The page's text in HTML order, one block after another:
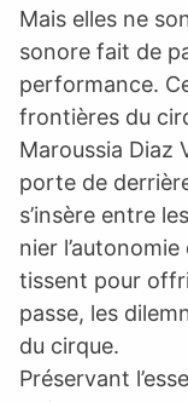
Mais elles ne
sonore fait de
performance.
frontières du
Maroussia Diaz
porte de
s’insère entre
nier
tissent pour
passe, les
du cirque.
Préservant